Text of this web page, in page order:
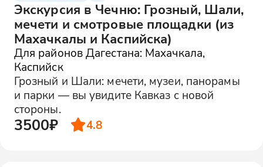
Экскурсия в Чечню: Грозный, Шали,
мечети и смотровые площадки (из
Махачкалы и Каспийска)
Для районов Дагестана: Махачкала,
Каспийск
Грозный и Шали: мечети, музеи, панорамы
и парки — вы увидите Кавказ с новой
стороны.
3500₽ 4.8